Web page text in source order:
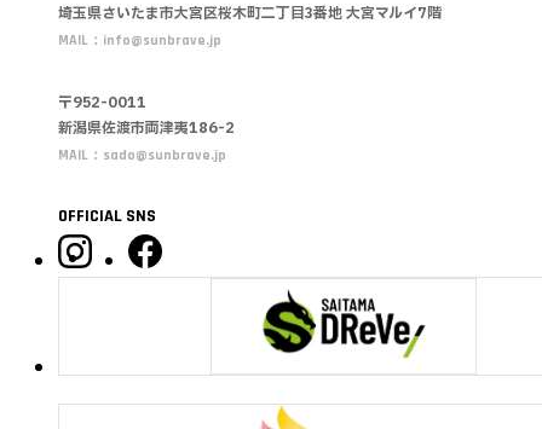
埼玉県さいたま市大宮区桜木町二丁目3番地大宮マルイ7階
MAIL： info@sunbrave.jp
〒952-0011
新潟県佐渡市両津夷186-2
MAIL： sado@sunbrave.jp
OFFICIAL SNS